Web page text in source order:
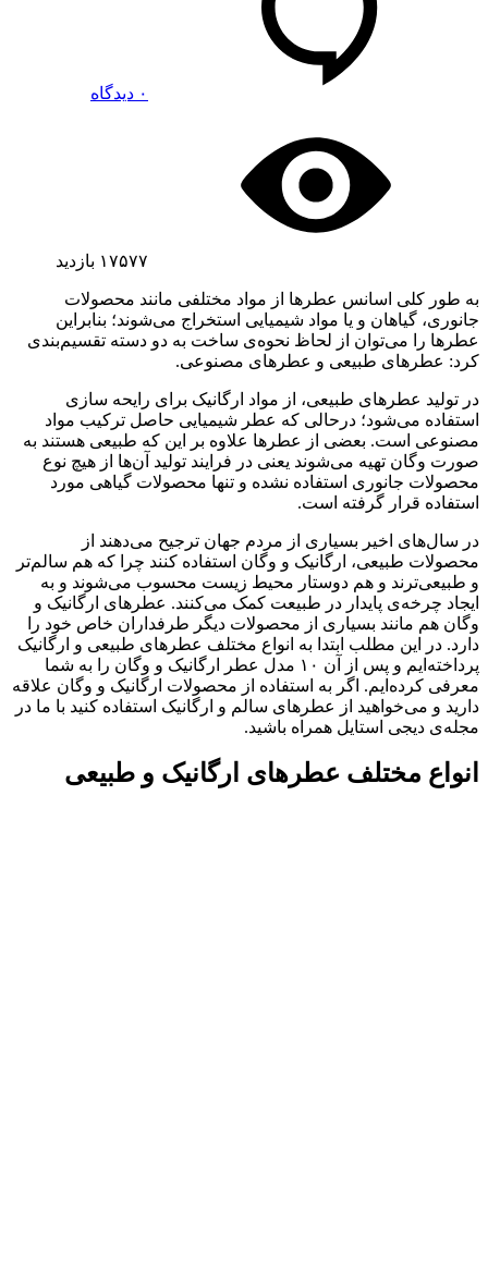
۰ دیدگاه
۱۷۵۷۷ بازدید
به طور کلی اسانس عطرها از مواد مختلفی مانند محصولات
جانوری، گیاهان و یا مواد شیمیایی استخراج می‌شوند؛ بنابراین
عطرها را می‌توان از لحاظ نحوه‌ی ساخت به دو دسته تقسیم‌بندی
کرد: عطر‌های طبیعی و عطر‌های مصنوعی.
در تولید عطرهای طبیعی، از مواد ارگانیک برای رایحه سازی
استفاده می‌شود؛ درحالی که عطر شیمیایی حاصل ترکیب مواد
مصنوعی است. بعضی از عطرها علاوه بر این که طبیعی هستند به
صورت وگان تهیه می‌شوند یعنی در فرایند تولید آن‌ها از هیچ نوع
محصولات جانوری استفاده نشده و تنها محصولات گیاهی مورد
استفاده قرار گرفته است.
در سال‌های اخیر بسیاری از مردم جهان ترجیح می‌دهند از
محصولات طبیعی، ارگانیک و وگان استفاده کنند چرا که هم سالم‌تر
و طبیعی‌ترند و هم دوستار محیط زیست محسوب می‌شوند و به
ایجاد چرخه‌ی پایدار در طبیعت کمک می‌کنند. عطرهای ارگانیک و
وگان هم مانند بسیاری از محصولات دیگر طرفداران خاص خود را
دارد. در این مطلب ابتدا به انواع مختلف عطرهای طبیعی و ارگانیک
پرداخته‌ایم و پس از آن ۱۰ مدل عطر ارگانیک و وگان را به شما
معرفی کرده‌ایم. اگر به استفاده از محصولات ارگانیک و وگان علاقه
دارید و می‌خواهید از عطرهای سالم و ارگانیک استفاده کنید با ما در
مجله‌ی دیجی استایل همراه باشید.
انواع مختلف عطرهای ارگانیک و طبیعی